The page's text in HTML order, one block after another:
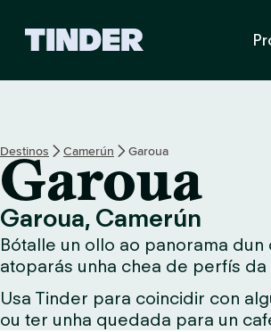
H
o
m
e
Destinos Camerún Garoua
Garoua
Garoua, Camerún
Bótalle un ollo ao panorama
atoparás unha chea de perfís da
Usa Tinder para coincidir con
ou ter unha quedada para un